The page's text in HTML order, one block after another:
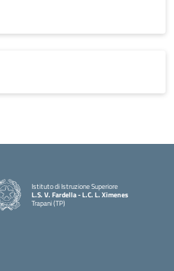
Istituto di Istruzione Superiore
L.S. V. Fardella - L.C. L. Ximenes
Trapani (TP)